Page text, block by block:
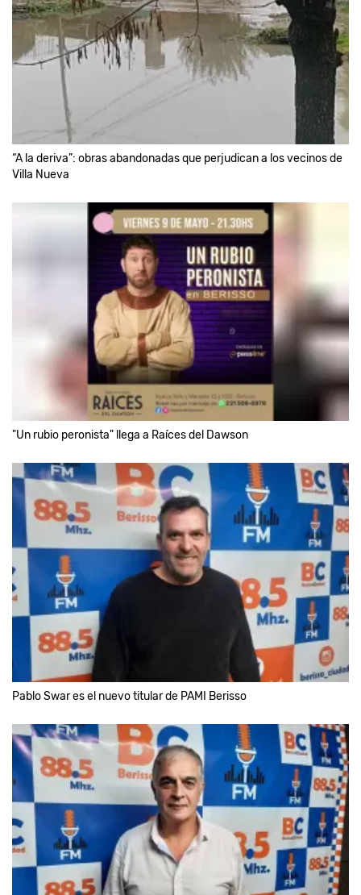
“A la deriva”: obras abandonadas que perjudican a los vecinos de
Villa Nueva
"Un rubio peronista" llega a Raíces del Dawson
Pablo Swar es el nuevo titular de PAMI Berisso